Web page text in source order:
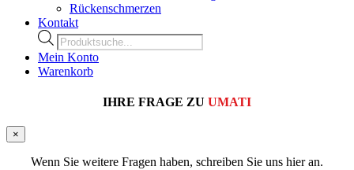
Rückenschmerzen
Kontakt
Products
search
Mein Konto
Warenkorb
IHRE FRAGE ZU UMATI
×
Wenn Sie weitere Fragen haben, schreiben Sie uns hier an.